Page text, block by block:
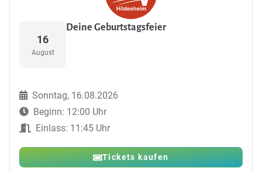
16
August
Deine Geburtstagsfeier
Sonntag, 16.08.2026
Beginn: 12:00 Uhr
Einlass: 11:45 Uhr
Tickets kaufen